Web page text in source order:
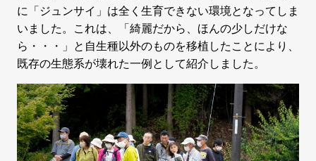
に「ジュンサイ」は全く生育できない環境となってしま
いました。これは、「綺麗だから、ほんの少しだけな
ら・・・」と自生種以外のものを移植したことにより、
既存の生態系が壊れた一例として紹介しました。